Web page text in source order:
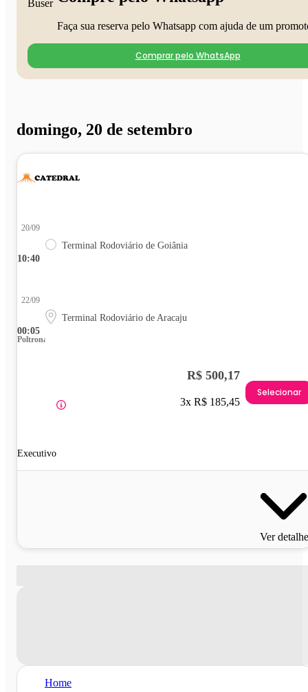
Faça sua reserva pelo Whatsapp com ajuda de um
Comprar pelo WhatsApp
domingo, 20 de setembro
10:40
20/09
Terminal Rodoviário de Goiânia
00:05
22/09
Terminal Rodoviário de Aracaju
Poltrona
Executivo
R$ 500,17
3x R$ 185,45
Selecionar
Ver
Home